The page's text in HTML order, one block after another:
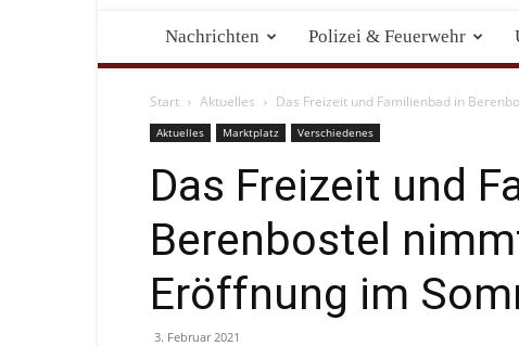
Nachrichten Polizei & Feuerwehr
Start Aktuelles Das Freizeit und Familienbad in
Aktuelles Marktplatz Verschiedenes
Das Freizeit und
Berenbostel
Eröffnung im
3. Februar 2021